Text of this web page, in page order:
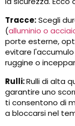
Tracce:Scegli
(alluminio o
porte esterne,
evitare
ruggine o
Rulli:Rulli di alta
garantire uno
ti consentono di
a bloccarsi nel